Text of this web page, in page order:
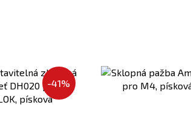
-41%
k
porovnaniu